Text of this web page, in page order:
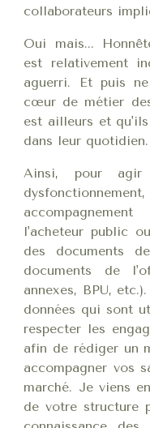
collaborateurs
Oui mais...
est relativement
aguerri. Et puis
cœur de métier
est ailleurs et
dans leur quotidien.
Ainsi, pour
l'acheteur public
des documents
documents de
annexes, BPU,
données qui sont
respecter les
afin de rédiger un
accompagner vos
marché. Je viens
de votre structure